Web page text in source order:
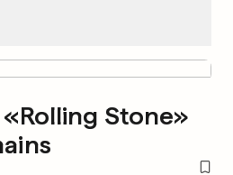
Stone»